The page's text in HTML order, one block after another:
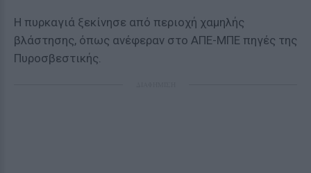
Η πυρκαγιά ξεκίνησε από περιοχή χαμηλής
βλάστησης, όπως ανέφεραν στο ΑΠΕ-ΜΠΕ πηγές της
Πυροσβεστικής.